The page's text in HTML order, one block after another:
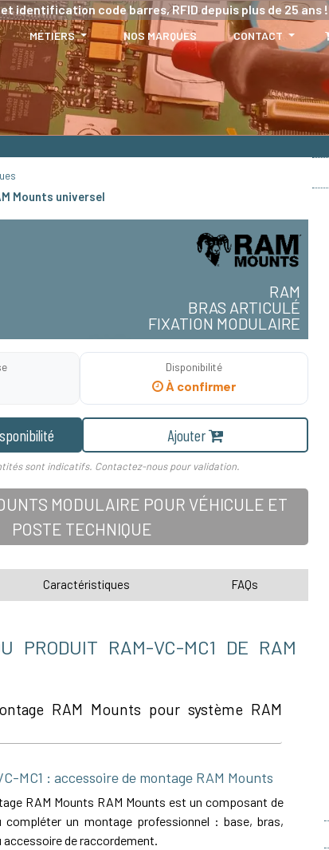
identification code barres, RFID depuis plus de 25 ans !
MÉTIERS NOS MARQUES CONTACT
Mounts universel
RAM
BRAS ARTICULÉ
FIXATION MODULAIRE
Disponibilité
À confirmer
Ajouter
sont indicatifs. Contactez-nous pour validation.
MODULAIRE POUR VÉHICULE ET
POSTE TECHNIQUE
Caractéristiques FAQs
PRODUIT RAM-VC-MC1 DE RAM
RAM Mounts pour système RAM
MC1 : accessoire de montage RAM Mounts
RAM Mounts RAM Mounts est un composant de
un montage professionnel : base, bras,
accessoire de raccordement.